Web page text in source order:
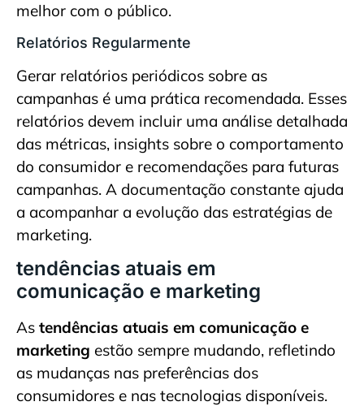
melhor com o público.
Relatórios Regularmente
Gerar relatórios periódicos sobre as
campanhas é uma prática recomendada. Esses
relatórios devem incluir uma análise detalhada
das métricas, insights sobre o comportamento
do consumidor e recomendações para futuras
campanhas. A documentação constante ajuda
a acompanhar a evolução das estratégias de
marketing.
tendências atuais em
comunicação e marketing
As tendências atuais em comunicação e
marketing estão sempre mudando, refletindo
as mudanças nas preferências dos
consumidores e nas tecnologias disponíveis.